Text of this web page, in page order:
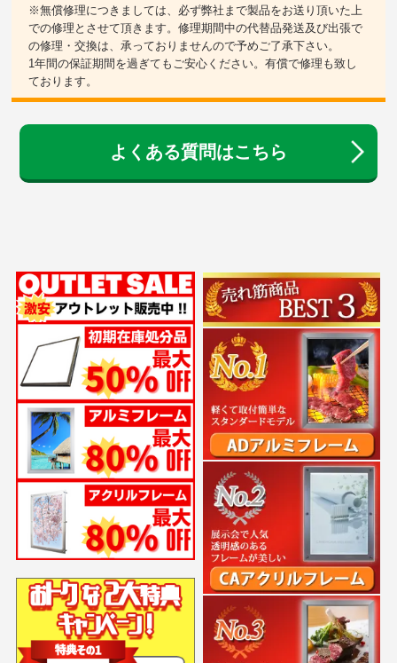
※無償修理につきましては、必ず弊社まで製品をお送り頂いた上
での修理とさせて頂きます。修理期間中の代替品発送及び出張で
の修理・交換は、承っておりませんので予めご了承下さい。
1年間の保証期間を過ぎてもご安心ください。有償で修理も致し
ております。
よくある質問はこちら